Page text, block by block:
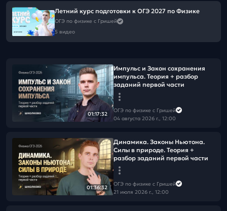
Летний курс подготовки к ОГЭ 2027 по Физике
ОГЭ по физике с Гришей
5 видео
01:17:32
Импульс и Закон сохранения
импульса. Теория + разбор
заданий первой части
ОГЭ по физике с Гришей
04 августа 2026 г., 12:00
01:36:32
Динамика. Законы Ньютона.
Силы в природе. Теория +
разбор заданий первой части
ОГЭ по физике с Гришей
21 июля 2026 г., 12:00